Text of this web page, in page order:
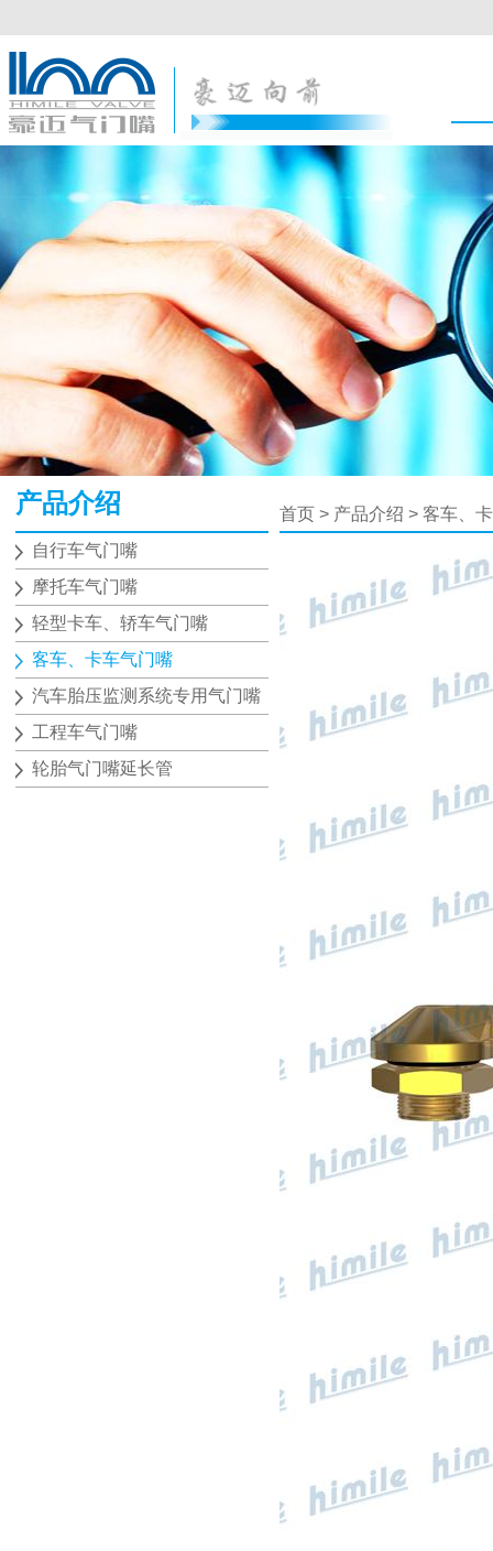
产品介绍
自行车气门嘴
摩托车气门嘴
轻型卡车、轿车气门嘴
客车、卡车气门嘴
汽车胎压监测系统专用气门嘴
工程车气门嘴
轮胎气门嘴延长管
首页 > 产品介绍 > 客车、